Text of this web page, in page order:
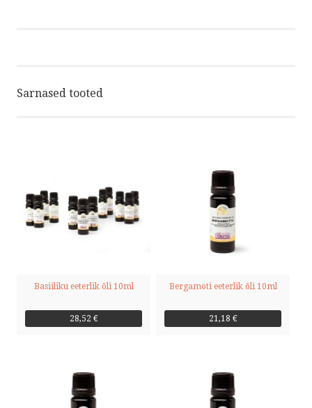
Sarnased tooted
Basiiliku eeterlik õli 10ml
28,52 €
Bergamoti eeterlik õli 10ml
21,18 €